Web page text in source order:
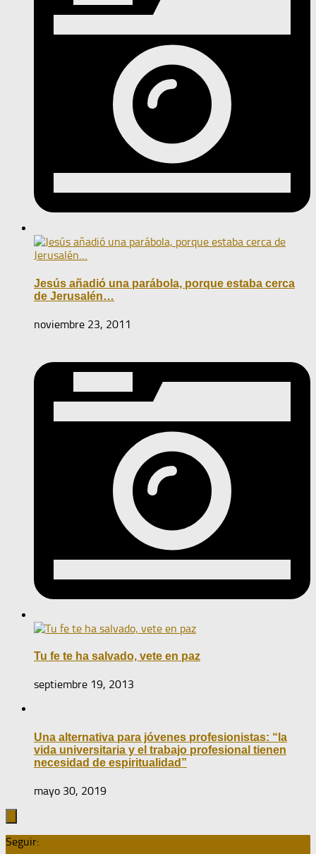
Jesús añadió una parábola, porque estaba cerca
de Jerusalén…
noviembre 23, 2011
Tu fe te ha salvado, vete en paz
septiembre 19, 2013
Una alternativa para jóvenes profesionistas: “la
vida universitaria y el trabajo profesional tienen
necesidad de espiritualidad”
mayo 30, 2019
Seguir: